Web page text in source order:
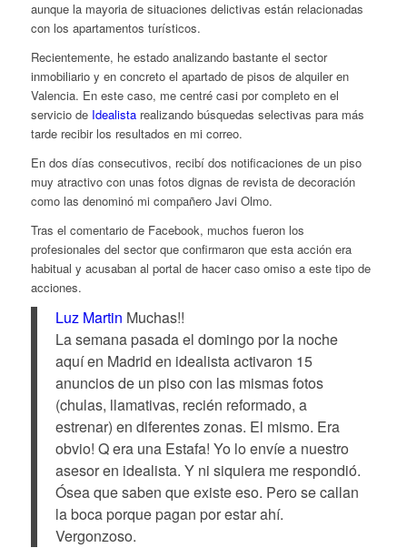
aunque la mayoria de situaciones delictivas están relacionadas
con los apartamentos turísticos.
Recientemente, he estado analizando bastante el sector
inmobiliario y en concreto el apartado de pisos de alquiler en
Valencia. En este caso, me centré casi por completo en el
servicio de Idealistarealizando búsquedas selectivas para más
tarde recibir los resultados en mi correo.
En dos días consecutivos, recibí dos notificaciones de un piso
muy atractivo con unas fotos dignas de revista de decoración
como las denominó mi compañero Javi Olmo.
Tras el comentario de Facebook, muchos fueron los
profesionales del sector que confirmaron que esta acción era
habitual y acusaban al portal de hacer caso omiso a este tipo de
acciones.
Luz Martin Muchas!!
La semana pasada el domingo por la noche
aquí en Madrid en idealista activaron 15
anuncios de un piso con las mismas fotos
(chulas, llamativas, recién reformado, a
estrenar) en diferentes zonas. El mismo. Era
obvio! Q era una Estafa! Yo lo envíe a nuestro
asesor en idealista. Y ni siquiera me respondió.
Ósea que saben que existe eso. Pero se callan
la boca porque pagan por estar ahí.
Vergonzoso.